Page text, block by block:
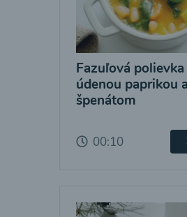
Fazuľová polievka
údenou paprikou a
špenátom
00:10